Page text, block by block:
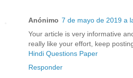
Anónimo 7 de mayo de 2019 a
Your article is very informative
really like your effort, keep
Hindi Questions Paper
Responder